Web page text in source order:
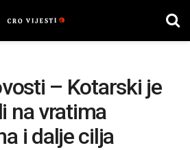
– Kotarski je
na vratima
i dalje cilja